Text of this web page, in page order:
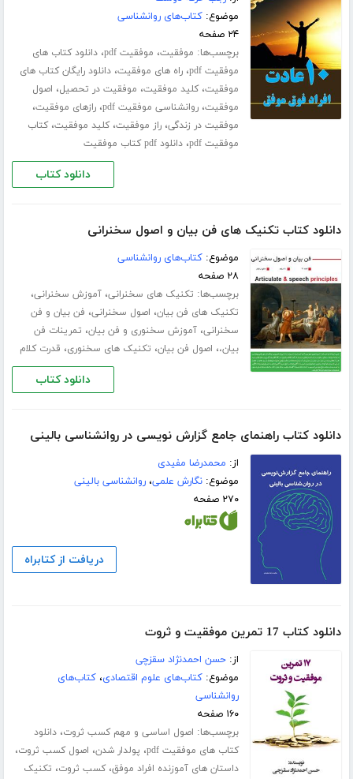
موضوع:کتاب‌های روانشناسی
۲۴ صفحه
برچسب‌ها: موفقیت، موفقیت pdf ،دانلود کتاب های
موفقیت pdf
،راه های موفقیت،دانلود رایگان کتاب های
موفقیت،کلید موفقیت، موفقیت در تحصیل، اصول
موفقیت،روانشناسی موفقیت pdf ،رازهای موفقیت،
موفقیت در زندگی،راز موفقیت،کلید موفقیت،کتاب
موفقیت pdf
،دانلود pdf کتاب موفقیت
دانلود کتاب
دانلود کتاب تکنیک های فن بیان و اصول سخنرانی
موضوع:کتاب‌های روانشناسی
۲۸ صفحه
برچسب‌ها: تکنیک های سخنرانی،آموزش سخنرانی،
تکنیک های فن بیان، اصول سخنرانی، فن بیان و فن
سخنرانی،آموزش سخنوری و فن بیان، تمرینات فن
بیان،، اصول فن بیان، تکنیک های سخنوری، قدرت کلام
دانلود کتاب
دانلود کتاب راهنمای جامع گزارش نویسی در روانشناسی بالینی
از: محمدرضا مفیدی
موضوع:نگارش علمی،روانشناسی بالینی
۲۷۰ صفحه
دریافت از کتابراه
دانلود کتاب 17 تمرین موفقیت و ثروت
از:حسن احمدنژاد سقزچی
موضوع:کتاب‌های علوم اقتصادی،کتاب‌های
روانشناسی
۱۶۰ صفحه
برچسب‌ها: اصول اساسی و مهم کسب ثروت،دانلود
کتاب های موفقیت pdf
، پولدار شدن، اصول کسب ثروت،
داستان های آموزنده افراد موفق،کسب ثروت، تکنیک